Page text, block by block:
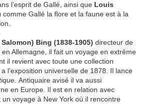
l’esprit de Gallé, ainsi que Louis
comme Gallé la flore et la faune est à la
Bing (1838-1905) directeur de
Allemagne, il fait un voyage en extrême
il revient avec toute une collection
a l’exposition universelle de 1878. Il lance
Antiquaire avisé il va aussi
en Europe. Il est en relation avec
un voyage à New York où il rencontre